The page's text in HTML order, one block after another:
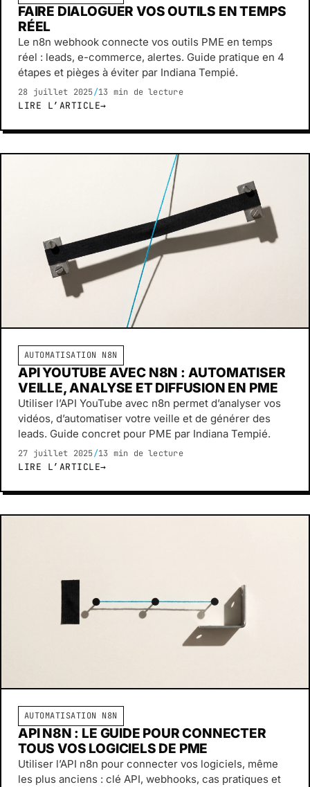
FAIRE DIALOGUER VOS OUTILS EN TEMPS
RÉEL
Le n8n webhook connecte vos outils PME en temps
réel : leads, e-commerce, alertes. Guide pratique en 4
étapes et pièges à éviter par Indiana Tempié.
28 juillet 2025/13 min de lecture
LIRE L’ARTICLE→
AUTOMATISATION N8N
API YOUTUBE AVEC N8N : AUTOMATISER
VEILLE, ANALYSE ET DIFFUSION EN PME
Utiliser l’API YouTube avec n8n permet d’analyser vos
vidéos, d’automatiser votre veille et de générer des
leads. Guide concret pour PME par Indiana Tempié.
27 juillet 2025/13 min de lecture
LIRE L’ARTICLE→
AUTOMATISATION N8N
API N8N : LE GUIDE POUR CONNECTER
TOUS VOS LOGICIELS DE PME
Utiliser l’API n8n pour connecter vos logiciels, même
les plus anciens : clé API, webhooks, cas pratiques et